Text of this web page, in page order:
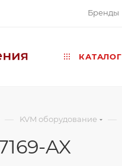
Бренды
КАТАЛОГ
— KVM оборудование —
AX